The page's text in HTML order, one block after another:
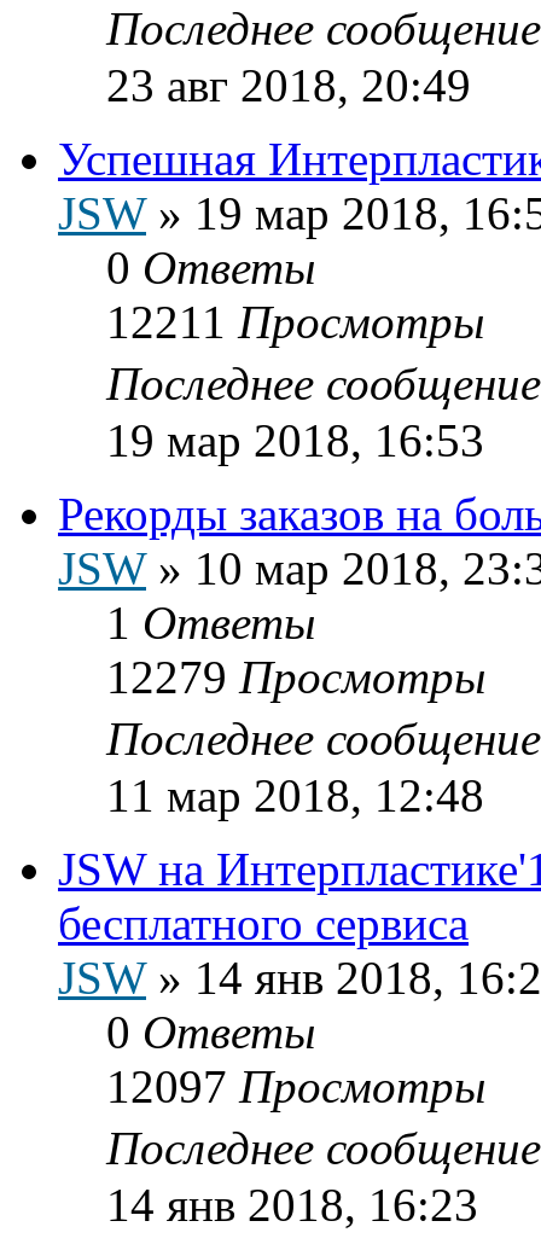
Последнее
23 авг 2018, 20:49
Успешная
JSW» 19 мар 2018,
0 Ответы
12211 Просмотры
Последнее
19 мар 2018, 16:53
Рекорды заказов на
JSW» 10 мар 2018,
1 Ответы
12279 Просмотры
Последнее
11 мар 2018, 12:48
JSW на
бесплатного сервиса
JSW» 14 янв 2018,
0 Ответы
12097 Просмотры
Последнее
14 янв 2018, 16:23